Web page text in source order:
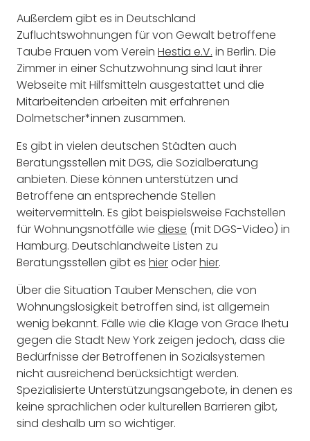
Außerdem gibt es in Deutschland
Zufluchtswohnungen für von Gewalt betroffene
Taube Frauen vom Verein Hestia e.V. in Berlin. Die
Zimmer in einer Schutzwohnung sind laut ihrer
Webseite mit Hilfsmitteln ausgestattet und die
Mitarbeitenden arbeiten mit erfahrenen
Dolmetscher*innen zusammen.
Es gibt in vielen deutschen Städten auch
Beratungsstellen mit DGS, die Sozialberatung
anbieten. Diese können unterstützen und
Betroffene an entsprechende Stellen
weitervermitteln. Es gibt beispielsweise Fachstellen
für Wohnungsnotfälle wie diese (mit DGS-Video) in
Hamburg. Deutschlandweite Listen zu
Beratungsstellen gibt es hieroderhier.
Über die Situation Tauber Menschen, die von
Wohnungslosigkeit betroffen sind, ist allgemein
wenig bekannt. Fälle wie die Klage von Grace Ihetu
gegen die Stadt New York zeigen jedoch, dass die
Bedürfnisse der Betroffenen in Sozialsystemen
nicht ausreichend berücksichtigt werden.
Spezialisierte Unterstützungsangebote, in denen es
keine sprachlichen oder kulturellen Barrieren gibt,
sind deshalb um so wichtiger.